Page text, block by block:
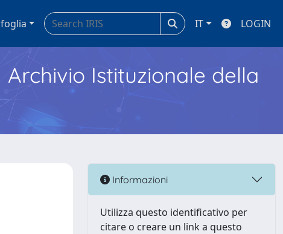
IT LOGIN
Archivio Istituzionale della
Informazioni
Utilizza questo identificativo per
citare o creare un link a questo